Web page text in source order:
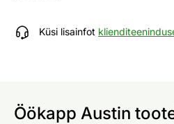
Küsi lisainfot
Öökapp Austin